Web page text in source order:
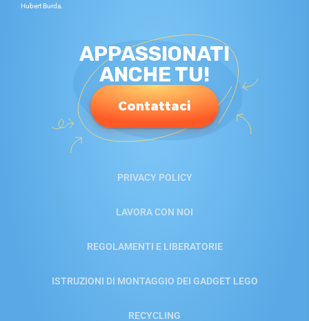
Hubert Burda.
APPASSIONATI
ANCHE TU!
Contattaci
PRIVACY POLICY
LAVORA CON NOI
REGOLAMENTI E LIBERATORIE
ISTRUZIONI DI MONTAGGIO DEI GADGET LEGO
RECYCLING